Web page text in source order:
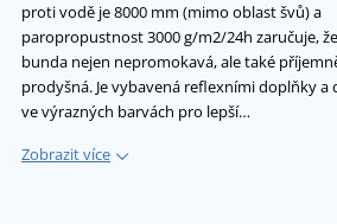
proti vodě je 8000 mm (mimo oblast švů) a
paropropustnost 3000 g/m2/24h zaručuje,
bunda nejen nepromokavá, ale také
prodyšná. Je vybavená reflexními doplňky a
ve výrazných barvách pro lepší…
Zobrazit více